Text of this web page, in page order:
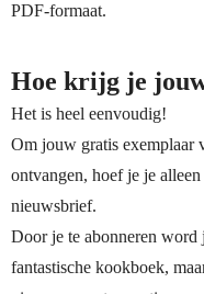
PDF-formaat.
Hoe krijg je
Het is heel eenvoudig!
Om jouw gratis exemplaar
ontvangen, hoef je je
nieuwsbrief.
Door je te abonneren word
fantastische kookboek,